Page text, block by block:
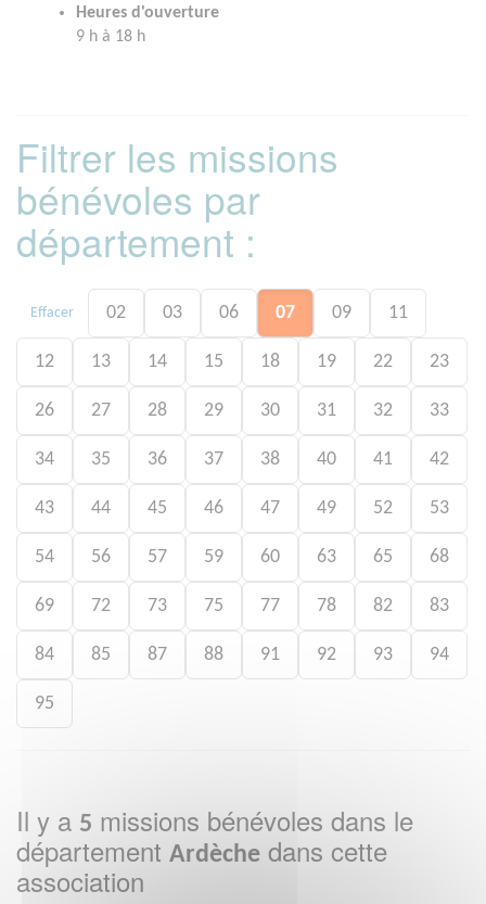
Heures d'ouverture
9 h à 18 h
Filtrer les missions
bénévoles par
département :
Effacer 02 03 06 07 09 11
12 13 14 15 18 19 22 23
26 27 28 29 30 31 32 33
34 35 36 37 38 40 41 42
43 44 45 46 47 49 52 53
54 56 57 59 60 63 65 68
69 72 73 75 77 78 82 83
84 85 87 88 91 92 93 94
95
Il y a 5 missions bénévoles dans le
département Ardèche dans cette
association